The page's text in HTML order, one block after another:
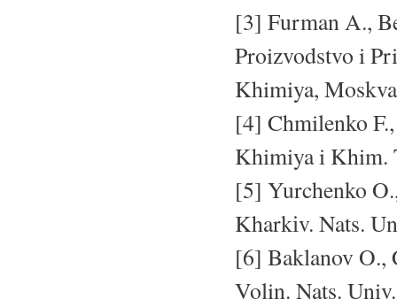
[3] Furman A.,
Proizvodstvo i
Khimiya,
[4] Chmilenko
Khimiya i Khim.
[5] Yurchenko
Kharkіv. Nats.
[6] Baklanov O.,
Volin. Nats.